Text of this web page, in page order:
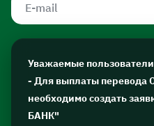
Уважаемые
- Для выплаты
необходимо создать
БАНК"